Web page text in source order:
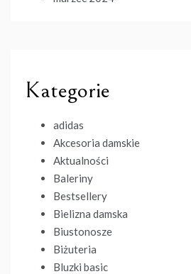
Kategorie
adidas
Akcesoria damskie
Aktualności
Baleriny
Bestsellery
Bielizna damska
Biustonosze
Biżuteria
Bluzki basic